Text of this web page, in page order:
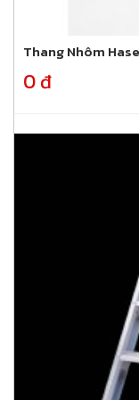
Thang Nhôm
0 đ